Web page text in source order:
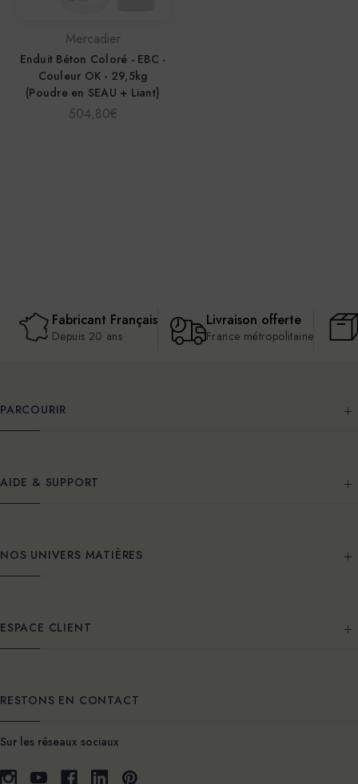
Mercadier
Enduit Béton Coloré - EBC -
Couleur OK - 29,5kg
(Poudre en SEAU + Liant)
504,80€
Fabricant Français
Depuis 20 ans
Livraison offerte
France métropolitaine
PARCOURIR
AIDE & SUPPORT
NOS UNIVERS MATIÈRES
ESPACE CLIENT
RESTONS EN CONTACT
Sur les réseaux sociaux